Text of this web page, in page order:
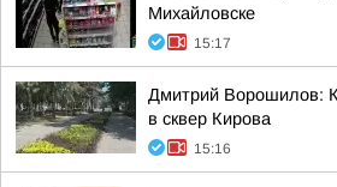
Михайловске
15:17
Дмитрий Ворошилов:
в сквер Кирова
15:16